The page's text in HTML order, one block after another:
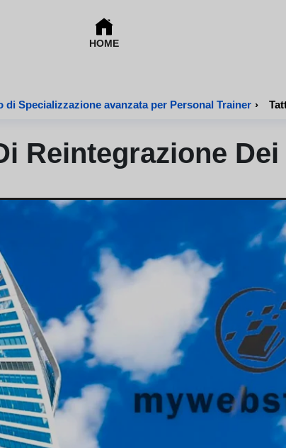
HOME
di Specializzazione avanzata per Personal Trainer ›
Reintegrazione